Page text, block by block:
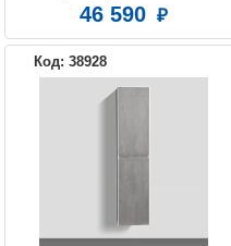
46 590
Код: 38928